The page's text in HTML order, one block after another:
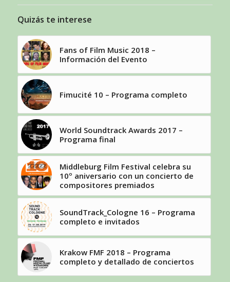
Quizás te interese
Fans of Film Music 2018 –
Información del Evento
Fimucité 10 – Programa completo
World Soundtrack Awards 2017 –
Programa final
Middleburg Film Festival celebra su
10º aniversario con un concierto de
compositores premiados
SoundTrack_Cologne 16 – Programa
completo e invitados
Krakow FMF 2018 – Programa
completo y detallado de conciertos